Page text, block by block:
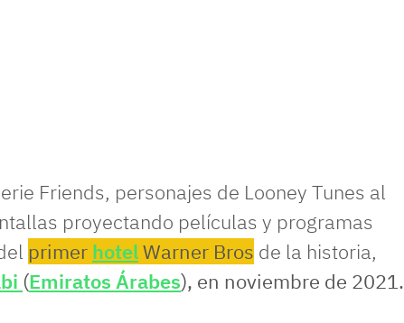
Friends, personajes de Looney Tunes al
proyectando películas y programas
primer hotelWarner Bros de la historia,
(Emiratos Árabes), en noviembre de 2021.